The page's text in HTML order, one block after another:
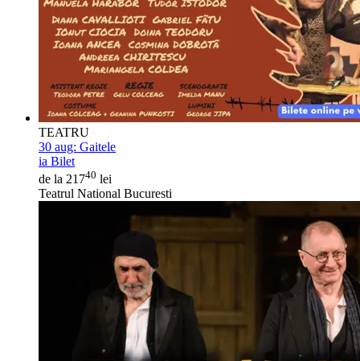
TEATRU
30 aug: Gaitele
ia Bilet
de la 21740 lei
Teatrul National Bucuresti